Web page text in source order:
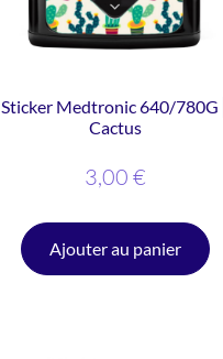
Sticker Medtronic 640/780G ⎜
Cactus
3,00 €
Ajouter au panier